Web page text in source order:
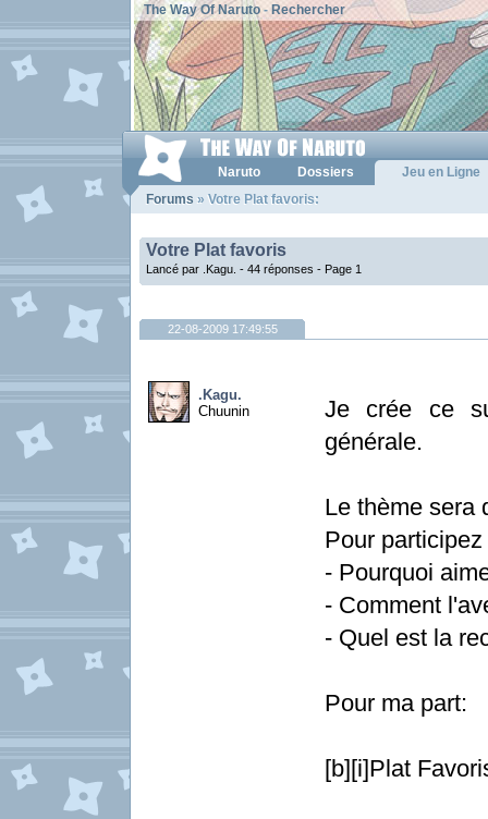
The Way Of Naruto- Rechercher
Naruto Dossiers
Jeu en Ligne
Forums » Votre Plat favoris:
Votre Plat favoris
Lancé par .Kagu. - 44 réponses - Page 1
22-08-2009 17:49:55
.Kagu.
Chuunin
Je crée ce
générale.
Le thème sera
Pour
- Pourquoi
- Comment
- Quel est la
Pour ma part:
[b][i]Plat